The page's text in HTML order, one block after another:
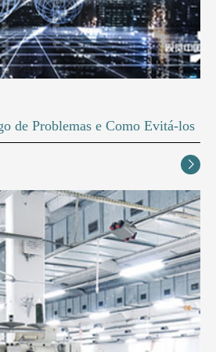
de Problemas e Como Evitá-los
